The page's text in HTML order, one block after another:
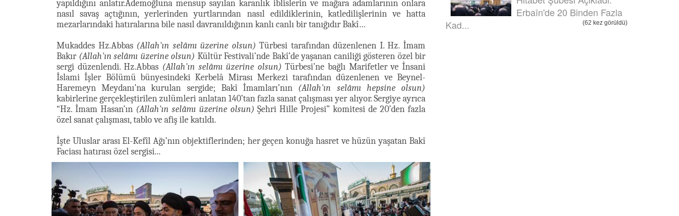
yapıldığını anlatır.Ademoğluna mensup sayılan karanlık iblislerin ve mağara adamlarının onlara
nasıl savaş açtığının, yerlerinden yurtlarından nasıl edildiklerinin, katledilişlerinin ve hatta
mezarlarındaki hatıralarına bile nasıl davranıldığının kanlı canlı bir tanığıdır Bakî…
Mukaddes Hz.Abbas (Allah'ın selâmı üzerine olsun) Türbesi tarafından düzenlenen I. Hz. İmam
Bakır (Allah'ın selâmı üzerine olsun) Kültür Festivali’nde Bakî’de yaşanan caniliği gösteren özel bir
sergi düzenlendi. Hz.Abbas (Allah'ın selâmı üzerine olsun) Türbesi’ne bağlı Marifetler ve İnsani
İslami İşler Bölümü bünyesindeki Kerbelâ Mirası Merkezi tarafından düzenlenen ve Beynel-
Haremeyn Meydanı’na kurulan sergide; Bakî İmamları’nın (Allah'ın selâmı hepsine olsun)
kabirlerine gerçekleştirilen zulümleri anlatan 140’tan fazla sanat çalışması yer alıyor. Sergiye ayrıca
“Hz. İmam Hasan’ın (Allah'ın selâmı üzerine olsun) Şehri Hille Projesi” komitesi de 20’den fazla
özel sanat çalışması, tablo ve afiş ile katıldı.
İşte Uluslar arası El-Kefîl Ağı’nın objektiflerinden; her geçen konuğa hasret ve hüzün yaşatan Bakî
Faciası hatırası özel sergisi...
Erbaîn'de 20 Binden Fazla
Kad...
(62 kez görüldü)